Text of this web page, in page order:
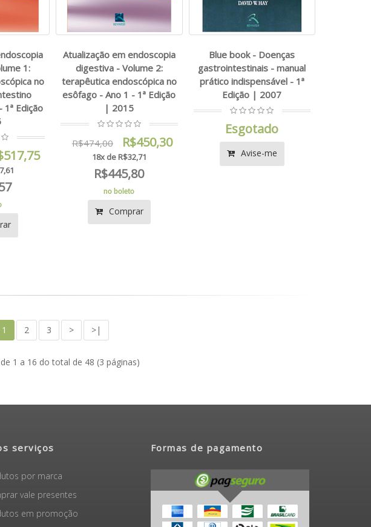
1:
no
Edição
Atualização em endoscopia
digestiva - Volume 2:
terapêutica endoscópica no
esôfago - Ano 1 - 1ª Edição
| 2015
R$474,00 R$450,30
18x de R$32,71
R$445,80
no boleto
Comprar
Blue book - Doenças
gastrointestinais - manual
prático indispensável - 1ª
Edição | 2007
Esgotado
Avise-me
1 2 3 > >|
1 a 16 do total de 48 (3 páginas)
serviços
por marca
vale presentes
em promoção
Formas de pagamento